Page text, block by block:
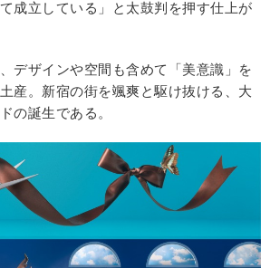
成立している」と太鼓判を押す仕上が
デザインや空間も含めて「美意識」を
産。新宿の街を颯爽と駆け抜ける、大
の誕生である。